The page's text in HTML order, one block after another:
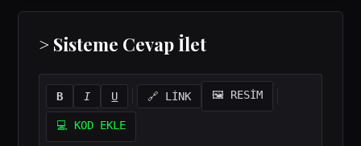
> Sisteme Cevap İlet
B I U 🔗 LİNK 🖼️ RESİM
💻 KOD EKLE